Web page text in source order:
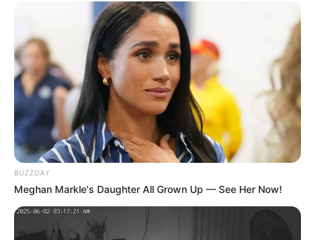
BUZZDAY
Meghan Markle's Daughter All Grown Up — See Her Now!